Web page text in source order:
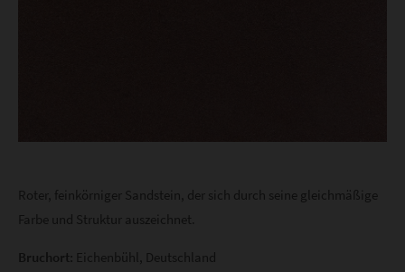
Roter, feinkörniger Sandstein, der sich durch seine gleichmäßige
Farbe und Struktur auszeichnet.
Bruchort: Eichenbühl, Deutschland